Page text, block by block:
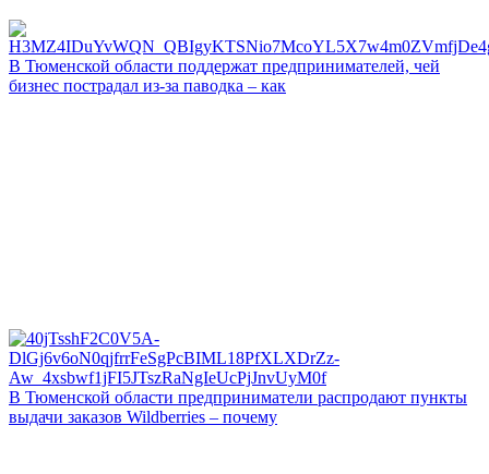
В Тюменской области поддержат предпринимателей, чей
бизнес пострадал из-за паводка – как
В Тюменской области предприниматели распродают пункты
выдачи заказов Wildberries – почему